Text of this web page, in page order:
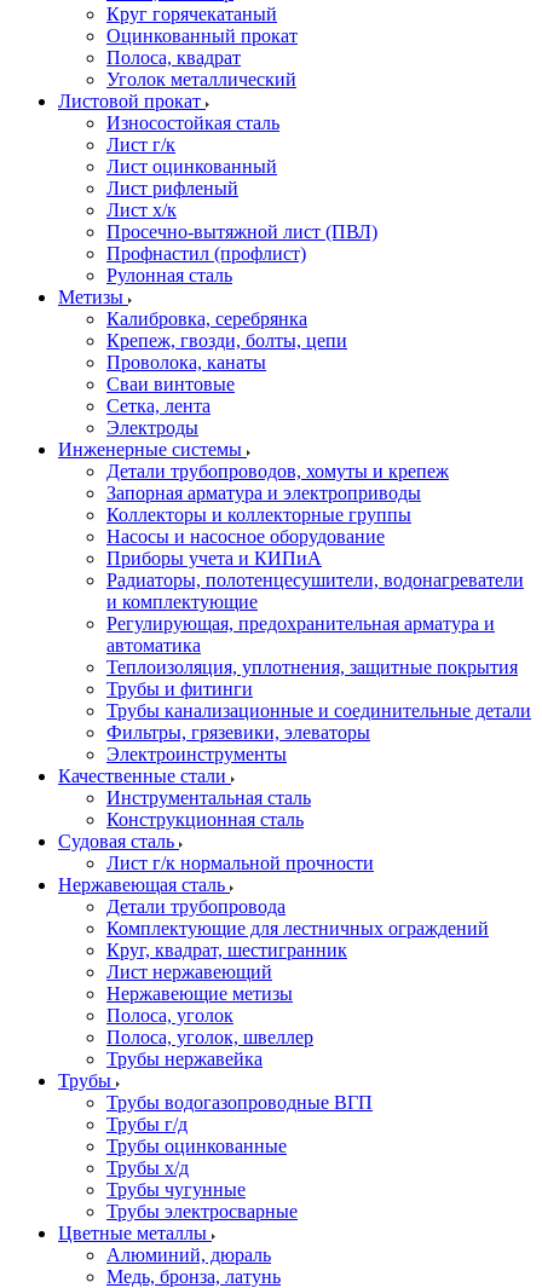
Круг горячекатаный
Оцинкованный прокат
Полоса, квадрат
Уголок металлический
Листовой прокат
Износостойкая сталь
Лист г/к
Лист оцинкованный
Лист рифленый
Лист х/к
Просечно-вытяжной лист (ПВЛ)
Профнастил (профлист)
Рулонная сталь
Метизы
Калибровка, серебрянка
Крепеж, гвозди, болты, цепи
Проволока, канаты
Сваи винтовые
Сетка, лента
Электроды
Инженерные системы
Детали трубопроводов, хомуты и крепеж
Запорная арматура и электроприводы
Коллекторы и коллекторные группы
Насосы и насосное оборудование
Приборы учета и КИПиА
Радиаторы, полотенцесушители, водонагреватели
и комплектующие
Регулирующая, предохранительная арматура и
автоматика
Теплоизоляция, уплотнения, защитные покрытия
Трубы и фитинги
Трубы канализационные и соединительные детали
Фильтры, грязевики, элеваторы
Электроинструменты
Качественные стали
Инструментальная сталь
Конструкционная сталь
Судовая сталь
Лист г/к нормальной прочности
Нержавеющая сталь
Детали трубопровода
Комплектующие для лестничных ограждений
Круг, квадрат, шестигранник
Лист нержавеющий
Нержавеющие метизы
Полоса, уголок
Полоса, уголок, швеллер
Трубы нержавейка
Трубы
Трубы водогазопроводные ВГП
Трубы г/д
Трубы оцинкованные
Трубы х/д
Трубы чугунные
Трубы электросварные
Цветные металлы
Алюминий, дюраль
Медь, бронза, латунь